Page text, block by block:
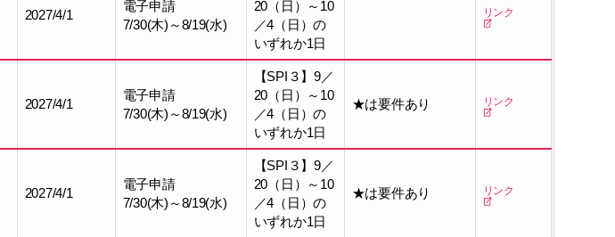
2027/4/1
電子申請
7/30(木)～8/19(水)
20（日）～10
／4（日）の
いずれか1日
リンク
2027/4/1
電子申請
7/30(木)～8/19(水)
【SPI３】9／
20（日）～10
／4（日）の
いずれか1日
★は要件あり リンク
2027/4/1
電子申請
7/30(木)～8/19(水)
【SPI３】9／
20（日）～10
／4（日）の
いずれか1日
★は要件あり リンク